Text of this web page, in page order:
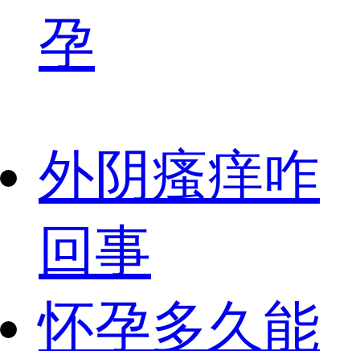
孕
外阴瘙痒咋
回事
怀孕多久能